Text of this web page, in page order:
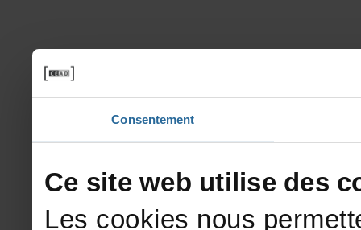
Consentement